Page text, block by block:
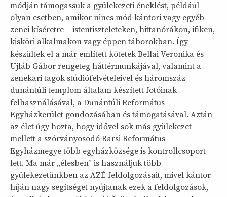
módján támogassuk a gyülekezeti éneklést, például
olyan esetben, amikor nincs mód kántori vagy egyéb
zenei kíséretre – istentiszteleteken, hittanórákon, ifiken,
kisköri alkalmakon vagy éppen táborokban. Így
készültek el a már említett kötetek Bellai Veronika és
Ujláb Gábor rengeteg háttérmunkájával, valamint a
zenekari tagok stúdiófelvételeivel és háromszáz
dunántúli templom általam készített fotóinak
felhasználásával, a Dunántúli Református
Egyházkerület gondozásában és támogatásával. Aztán
az élet úgy hozta, hogy idővel sok más gyülekezet
mellett a szórványosodó Barsi Református
Egyházmegye több egyházközsége is kontrollcsoport
lett. Ma már „élesben” is használjuk több
gyülekezetünkben az AZÉ feldolgozásait, mivel kántor
híján nagy segítséget nyújtanak ezek a feldolgozások,